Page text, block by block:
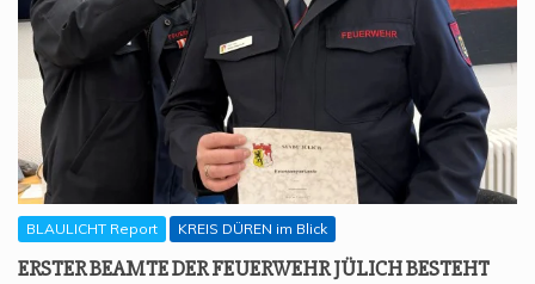
BLAULICHT Report KREIS DÜREN im Blick
ERS­TER BEAM­TE DER FEU­ER­WEHR JÜLICH BESTEHT